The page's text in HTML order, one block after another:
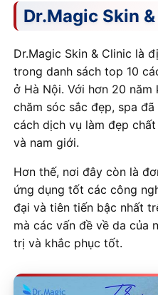
Dr.Magic Skin
Dr.Magic Skin & Clinic là
trong danh sách top 10
ở Hà Nội. Với hơn 20
chăm sóc sắc đẹp, spa
cách dịch vụ làm đẹp
và nam giới.
Hơn thế, nơi đây còn là
ứng dụng tốt các công
đại và tiên tiến bậc nhất
mà các vấn đề về da của
trị và khắc phục tốt.